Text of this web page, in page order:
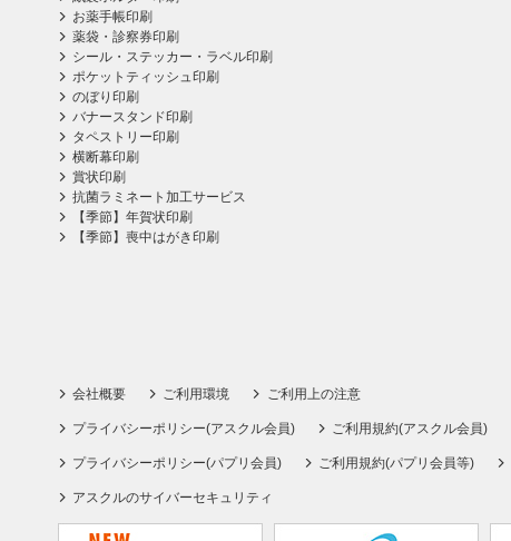
お薬手帳印刷
薬袋・診察券印刷
シール・ステッカー・ラベル印刷
ポケットティッシュ印刷
のぼり印刷
バナースタンド印刷
タペストリー印刷
横断幕印刷
賞状印刷
抗菌ラミネート加工サービス
【季節】年賀状印刷
【季節】喪中はがき印刷
会社概要 ご利用環境 ご利用上の注意
プライバシーポリシー(アスクル会員) ご利用規約(アスクル会員)
プライバシーポリシー(パプリ会員) ご利用規約(パプリ会員等)
アスクルのサイバーセキュリティ